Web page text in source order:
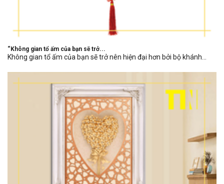
“Không gian tổ ấm của bạn sẽ trở...
Không gian tổ ấm của bạn sẽ trở nên hiện đại hơn bởi bộ khánh...